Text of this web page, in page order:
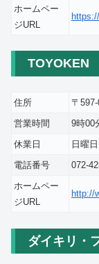
ホームペー
ジURL
TOYOKEN
住所 〒
営業時間
9時00
休業日
日曜日
電話番号
072-
ホームペー
ジURL
http://
ダイキリ・